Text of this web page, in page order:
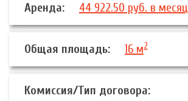
Аренда: 44 922.50 руб. в месяц
Общая площадь: 16 м2
Комиссия/Тип договора: